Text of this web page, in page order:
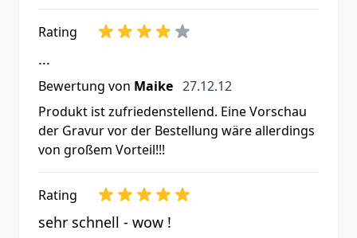
Rating
...
Bewertung von Maike 27. Dezember 2012
27.12.12
Produkt ist zufriedenstellend. Eine Vorschau
der Gravur vor der Bestellung wäre allerdings
von großem Vorteil!!!
Rating
sehr schnell - wow !